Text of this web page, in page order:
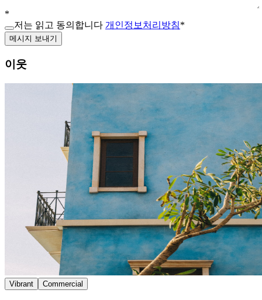
*
저는 읽고 동의합니다 개인정보처리방침*
메시지 보내기
이웃
Vibrant Commercial